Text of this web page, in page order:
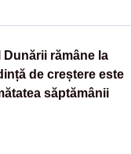
rămâne la
de creștere este
săptămânii